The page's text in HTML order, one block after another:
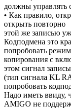
должны управлять
• Как правило,
открыть повторно
этой же записью
Кодподмена это
попробовать режим
копирования с
этом сигнал
(тип сигнала KL
попробовать
Надо иметь ввиду,
AMIGO не